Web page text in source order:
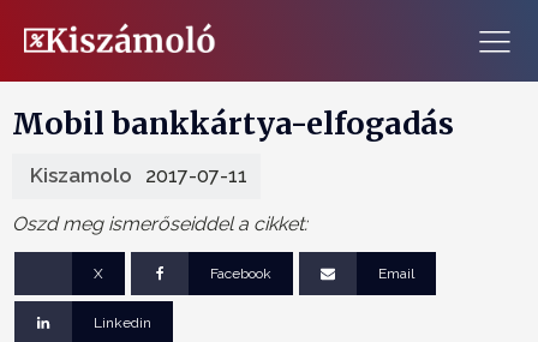
Mobil bankkártya-elfogadás
Kiszamolo 2017-07-11
Oszd meg ismerőseiddel a cikket:
X Facebook Email
Linkedin